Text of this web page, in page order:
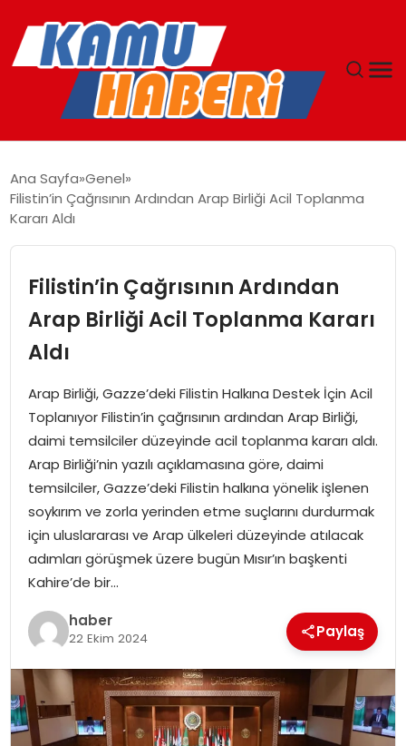
YAŞAM
EKONOMI
SPOR
TEKNOLOJI
EĞITIM
GENEL
Ana Sayfa Genel
Filistin’in Çağrısının Ardından Arap Birliği Acil Toplanma
Kararı Aldı
Filistin’in Çağrısının Ardından
Arap Birliği Acil Toplanma Kararı
Aldı
Arap Birliği, Gazze’deki Filistin Halkına Destek İçin Acil
Toplanıyor Filistin’in çağrısının ardından Arap Birliği,
daimi temsilciler düzeyinde acil toplanma kararı aldı.
Arap Birliği’nin yazılı açıklamasına göre, daimi
temsilciler, Gazze’deki Filistin halkına yönelik işlenen
soykırım ve zorla yerinden etme suçlarını durdurmak
için uluslararası ve Arap ülkeleri düzeyinde atılacak
adımları görüşmek üzere bugün Mısır’ın başkenti
Kahire’de bir…
haber
22 Ekim 2024 Paylaş